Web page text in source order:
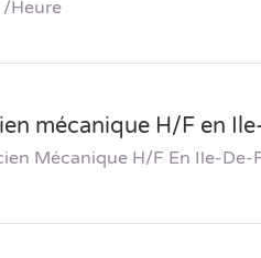
heure
mécanique H/F en
Mécanique H/F En Ile-De-